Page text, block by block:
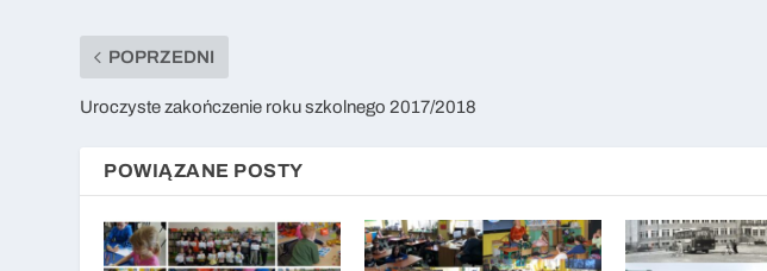
POPRZEDNI
Uroczyste zakończenie roku szkolnego 2017/2018
POWIĄZANE POSTY